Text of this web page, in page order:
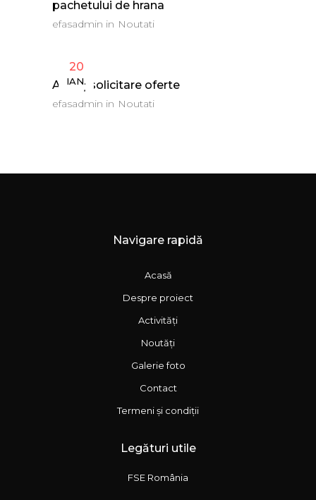
pachetului de hrana
efasadmin in Noutati
20
IAN.
Anunț solicitare oferte
efasadmin in Noutati
Navigare rapidă
Acasă
Despre proiect
Activități
Noutăți
Galerie foto
Contact
Termeni și condiții
Legături utile
FSE România